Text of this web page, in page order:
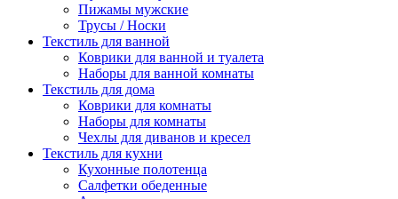
Пижамы мужские
Трусы / Носки
Текстиль для ванной
Коврики для ванной и туалета
Наборы для ванной комнаты
Текстиль для дома
Коврики для комнаты
Наборы для комнаты
Чехлы для диванов и кресел
Текстиль для кухни
Кухонные полотенца
Салфетки обеденные